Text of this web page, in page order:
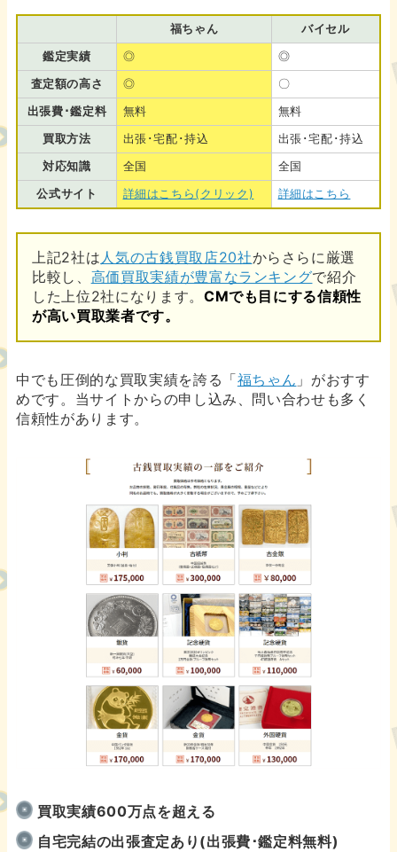
福ちゃん
バイセル
鑑定実績
◎
◎
査定額の高さ
◎
〇
出張費･鑑定料
無料
無料
買取方法
出張･宅配･持込
出張･宅配･持込
対応知識
全国
全国
公式サイト
詳細はこちら(クリック) 詳細はこちら
上記2社は人気の古銭買取店20社からさらに厳選
比較し、 高価買取実績が豊富なランキングで紹介
した上位2社になります。 CMでも目にする信頼性
が高い買取業者です。
中でも圧倒的な買取実績を誇る「福ちゃん 」がおすす
めです。当サイトからの申し込み、問い合わせも多く
信頼性があります。
買取実績600万点を超える
自宅完結の出張査定あり(出張費･鑑定料無料)